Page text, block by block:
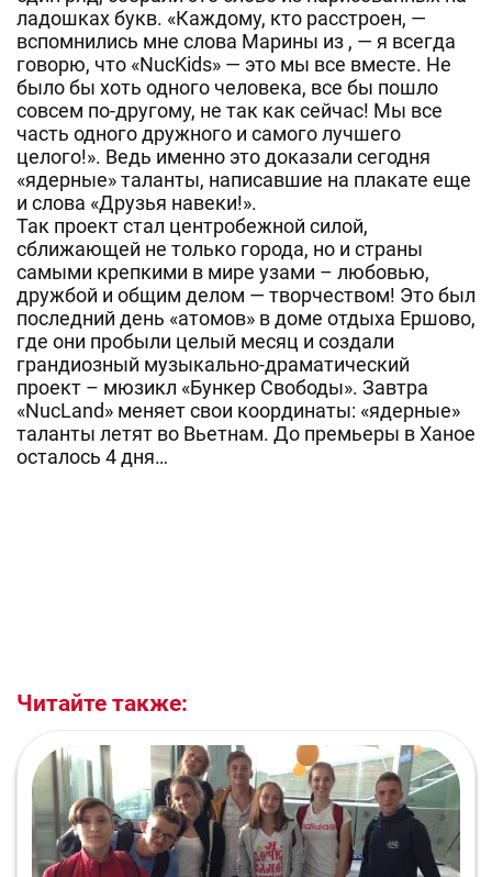
ладошках букв. «Каждому, кто расстроен, —
вспомнились мне слова Марины из , — я всегда
говорю, что «NucKids» — это мы все вместе. Не
было бы хоть одного человека, все бы пошло
совсем по-другому, не так как сейчас! Мы все
часть одного дружного и самого лучшего
целого!». Ведь именно это доказали сегодня
«ядерные» таланты, написавшие на плакате еще
и слова «Друзья навеки!».
Так проект стал центробежной силой,
сближающей не только города, но и страны
самыми крепкими в мире узами – любовью,
дружбой и общим делом — творчеством! Это был
последний день «атомов» в доме отдыха Ершово,
где они пробыли целый месяц и создали
грандиозный музыкально-драматический
проект – мюзикл «Бункер Свободы». Завтра
«NucLand» меняет свои координаты: «ядерные»
таланты летят во Вьетнам. До премьеры в Ханое
осталось 4 дня…
Читайте также: